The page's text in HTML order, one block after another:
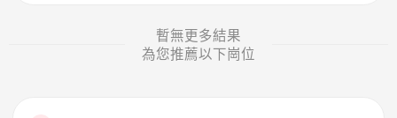
暫無更多結果
為您推薦以下崗位